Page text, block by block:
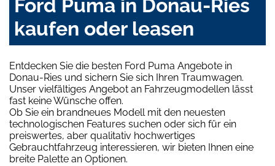
Ford Puma in Donau-Ries
kaufen oder leasen
Entdecken Sie die besten Ford Puma Angebote in
Donau-Ries und sichern Sie sich Ihren Traumwagen.
Unser vielfältiges Angebot an Fahrzeugmodellen lässt
fast keine Wünsche offen.
Ob Sie ein brandneues Modell mit den neuesten
technologischen Features suchen oder sich für ein
preiswertes, aber qualitativ hochwertiges
Gebrauchtfahrzeug interessieren, wir bieten Ihnen eine
breite Palette an Optionen.